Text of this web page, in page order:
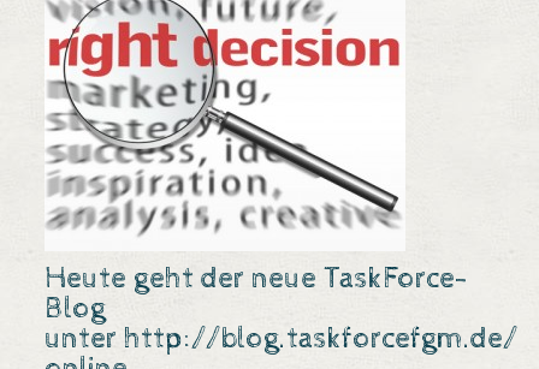
Heute geht der neue TaskForce-
Blog
unter http://blog.taskforcefgm.de/